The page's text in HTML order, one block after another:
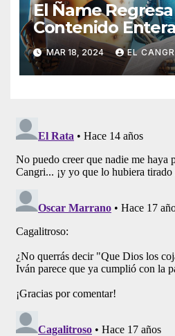
El Ñame
Contenido
Generado Por
Artificial
MAR 18, 2024 EL